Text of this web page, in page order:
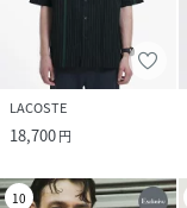
LACOSTE
18,700円
10